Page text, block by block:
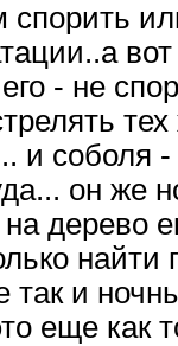
спорить
- не
и
он же
дерево
найти
так и
еще как